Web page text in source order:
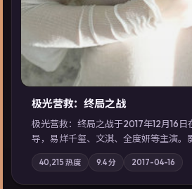
极光营救：终局之战
极光营救：终局之战于2017年12月16
导，易烊千玺、文淇、全度妍等主演。
一场意外将众人卷入不可撤回的连锁反
气质；站内亦可通过「国产免费观看高
索同类型高分佳作，畅享高清在线追剧
40,215 热度 9.4分 2017-04-16